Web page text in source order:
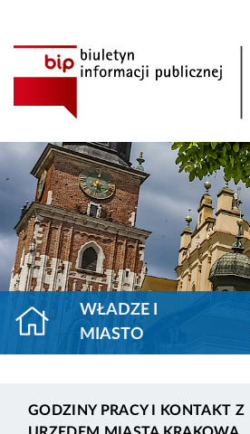
WŁADZE I
MIASTO
GODZINY PRACY I KONTAKT Z